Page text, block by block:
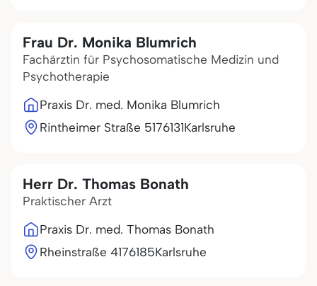
Frau Dr. Monika Blumrich
Fachärztin für Psychosomatische Medizin und
Psychotherapie
Praxis Dr. med. Monika Blumrich
Rintheimer Straße 5176131Karlsruhe
Herr Dr. Thomas Bonath
Praktischer Arzt
Praxis Dr. med. Thomas Bonath
Rheinstraße 4176185Karlsruhe